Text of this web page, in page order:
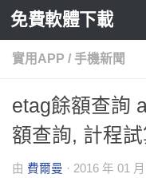
Skip to content
免費軟體下載
實用APP / 手機新聞
etag餘額查詢
額查詢, 計程
由 費爾曼 · 2016 年 01 月